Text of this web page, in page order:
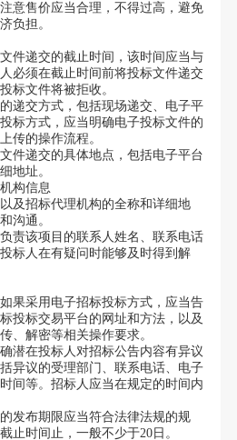
意售价应当合理，不得过高，避免
负担。
文件递交的截止时间，该时间应当与
必须在截止时间前将投标文件递交
标文件将被拒收。
递交方式，包括现场递交、电子平
标方式，应当明确电子投标文件的
传的操作流程。
件递交的具体地点，包括电子平台
地址。
构信息
及招标代理机构的全称和详细地
沟通。
责该项目的联系人姓名、联系电话
标人在有疑问时能够及时得到解
果采用电子招标投标方式，应当告
投标交易平台的网址和方法，以及
、解密等相关操作要求。
潜在投标人对招标公告内容有异议
异议的受理部门、联系电话、电子
间等。招标人应当在规定的时间内
发布期限应当符合法律法规的规
止时间止，一般不少于20日。